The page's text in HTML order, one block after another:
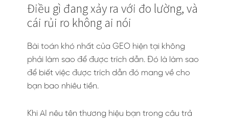
Điều gì đang xảy ra với đo lường, và
cái rủi ro không ai nói
Bài toán khó nhất của GEO hiện tại không
phải làm sao để được trích dẫn. Đó là làm sao
để biết việc được trích dẫn đó mang về cho
bạn bao nhiêu tiền.
Khi AI nêu tên thương hiệu bạn trong câu trả